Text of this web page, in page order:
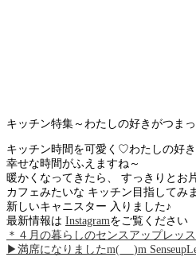
キッチン特集～わたしの好きがつま
キッチン時間を可愛く♡わたしの好き
幸せな時間がふえますね～
暖かくなってきたら、 すっきりとお
カフェみたいな キッチン目指してみ
新しいキャニスター 入りました♪
最新情報は Instagramをご覧ください
＊４月の暮らしのセンスアップレッ
▶満席になりましたm(_ _)m